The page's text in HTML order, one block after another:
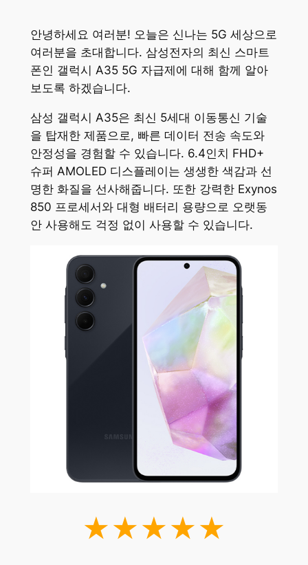
안녕하세요 여러분! 오늘은 신나는 5G 세상으로
여러분을 초대합니다. 삼성전자의 최신 스마트
폰인 갤럭시 A35 5G 자급제에 대해 함께 알아
보도록 하겠습니다.
삼성 갤럭시 A35은 최신 5세대 이동통신 기술
을 탑재한 제품으로, 빠른 데이터 전송 속도와
안정성을 경험할 수 있습니다. 6.4인치 FHD+
슈퍼 AMOLED 디스플레이는 생생한 색감과 선
명한 화질을 선사해줍니다. 또한 강력한 Exynos
850 프로세서와 대형 배터리 용량으로 오랫동
안 사용해도 걱정 없이 사용할 수 있습니다.
★★★★★